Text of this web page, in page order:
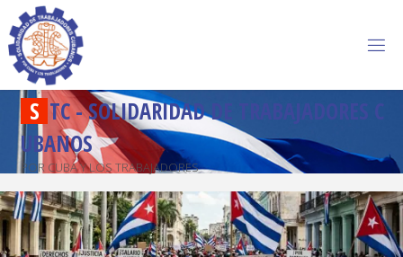
S TC-SOLIDARIDADD R A BAJADORES C
U BANOS
POR CUBA Y LOS TRABAJADORES